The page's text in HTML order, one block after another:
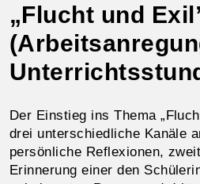
„Flucht und
Der Einstieg ins Thema
drei unterschiedliche Kanäle
persönliche Reflexionen,
Erinnerung einer den